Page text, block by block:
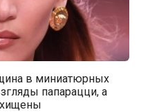
в миниатюрных
папарацци, а